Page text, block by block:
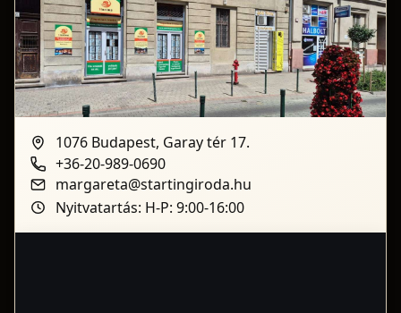
1076 Budapest, Garay tér 17.
+36-20-989-0690
margareta@startingiroda.hu
Nyitvatartás: H-P: 9:00-16:00